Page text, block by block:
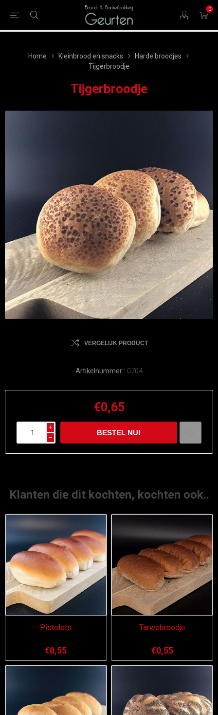
0
Home Kleinbrood en snacks
Harde broodjes
Tijgerbroodje
Tijgerbroodje
VERGELIJK PRODUCT
Artikelnummer:: 0704
€0,65
i
h
Klanten die dit kochten, kochten ook..
Pistolets
€0,55
Tarwebroodje
€0,55